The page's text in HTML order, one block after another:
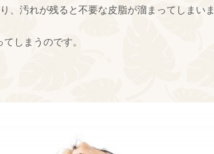
、汚れが残ると不要な皮脂が溜まってしまいま
しまうのです。